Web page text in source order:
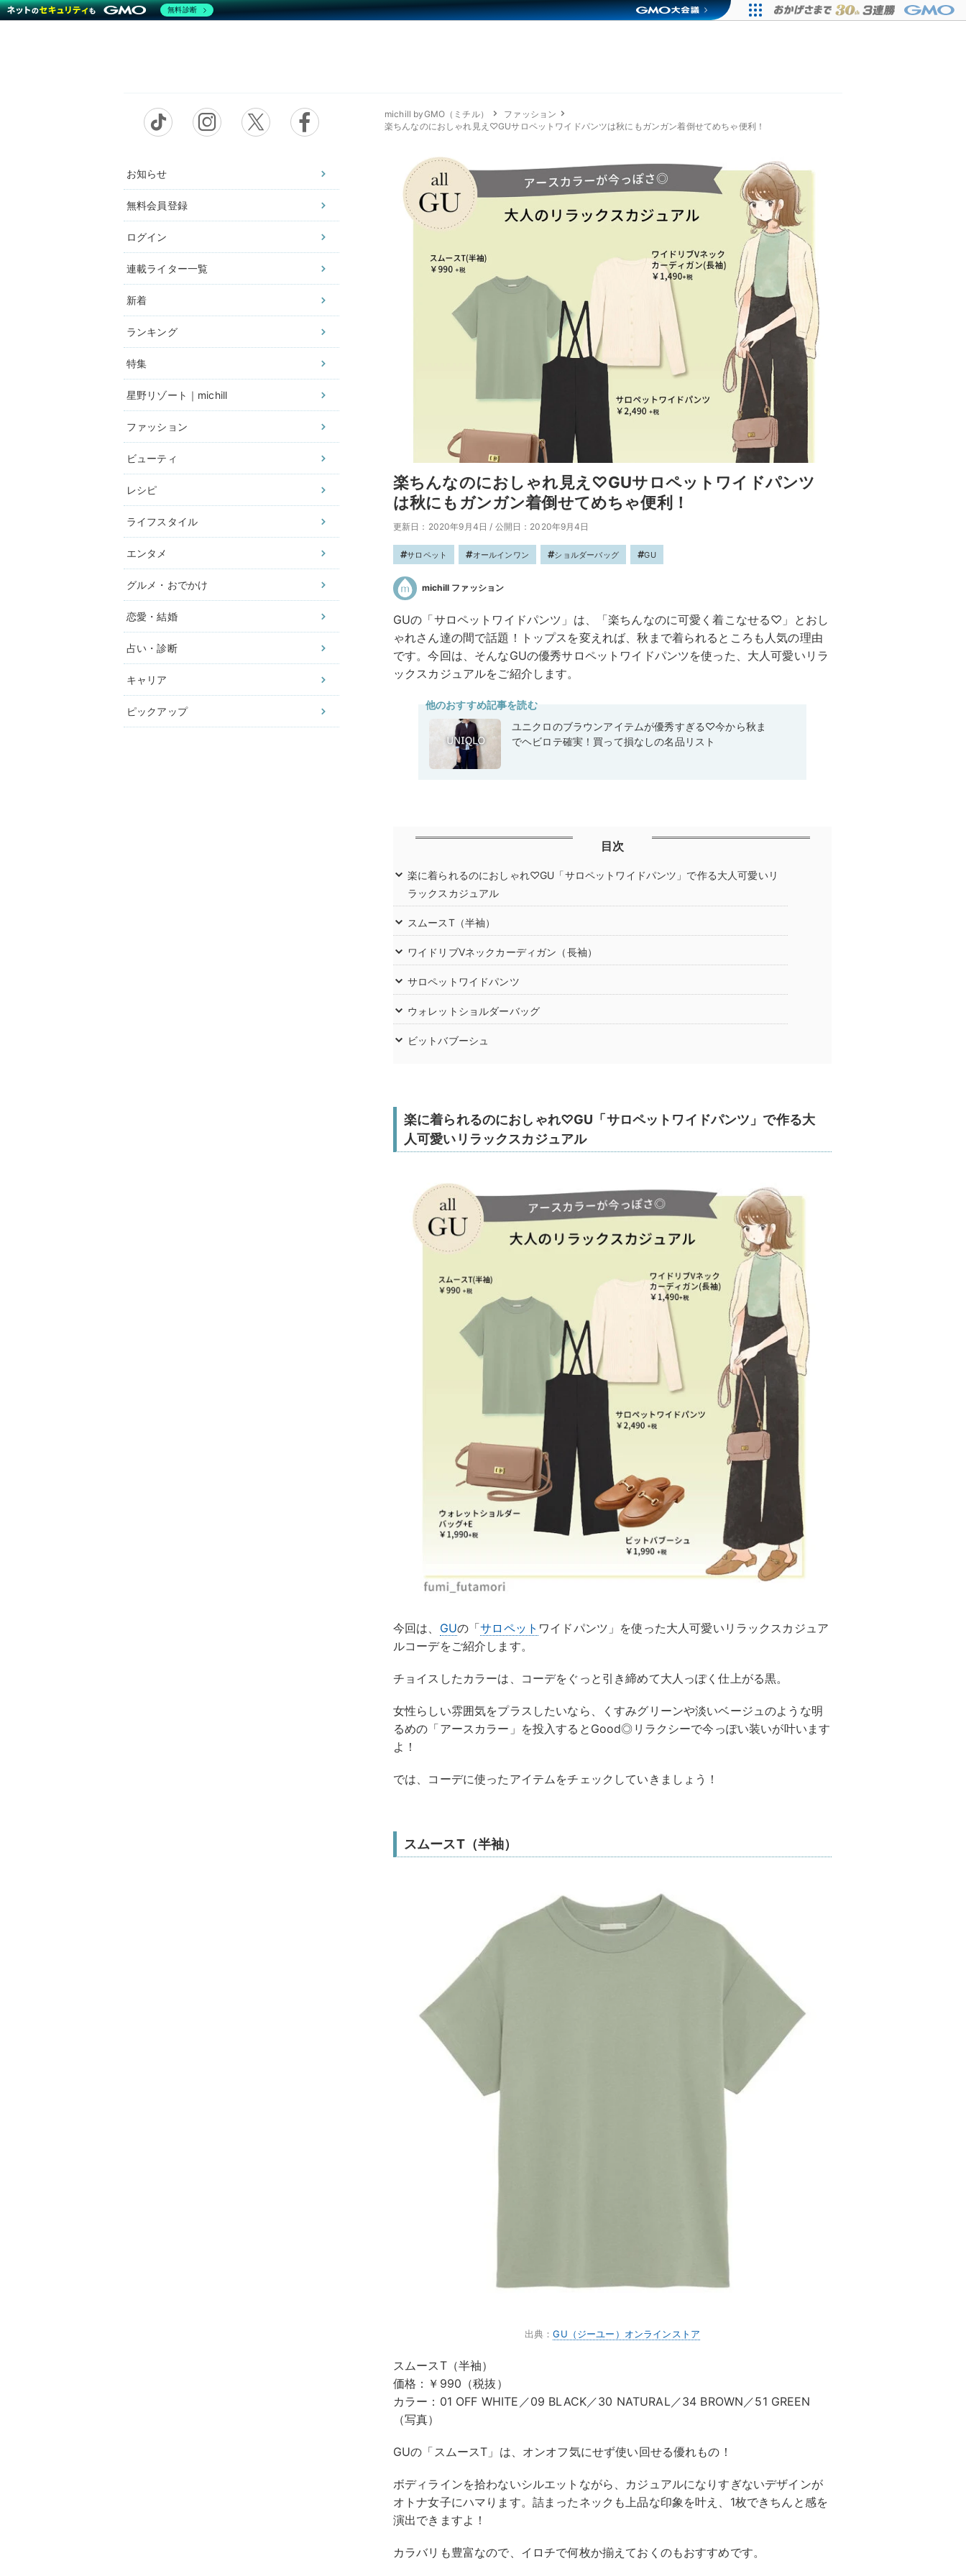
お知らせ
無料会員登録
ログイン
連載ライター一覧
新着
ランキング
特集
星野リゾート｜michill
ファッション
ビューティ
レシピ
ライフスタイル
エンタメ
グルメ・おでかけ
恋愛・結婚
占い・診断
キャリア
ピックアップ
michill byGMO（ミチル）
ファッション
楽ちんなのにおしゃれ見え♡GUサロペットワイドパンツは秋にもガンガン着倒せてめちゃ便利！
楽ちんなのにおしゃれ見え♡GUサロペットワイドパンツ
は秋にもガンガン着倒せてめちゃ便利！
更新日：2020年9月4日 / 公開日：2020年9月4日
サロペット オールインワン ショルダーバッグ GU
michill ファッション
GUの「サロペットワイドパンツ」は、「楽ちんなのに可愛く着こなせる♡」とおし
ゃれさん達の間で話題！トップスを変えれば、秋まで着られるところも人気の理由
です。今回は、そんなGUの優秀サロペットワイドパンツを使った、大人可愛いリラ
ックスカジュアルをご紹介します。
他のおすすめ記事を読む
ユニクロのブラウンアイテムが優秀すぎる♡今から秋ま
でヘビロテ確実！買って損なしの名品リスト
目次
楽に着られるのにおしゃれ♡GU「サロペットワイドパンツ」で作る大人可愛いリ
ラックスカジュアル
スムースT（半袖）
ワイドリブVネックカーディガン（長袖）
サロペットワイドパンツ
ウォレットショルダーバッグ
ビットバブーシュ
楽に着られるのにおしゃれ♡GU「サロペットワイドパンツ」で作る大
人可愛いリラックスカジュアル
今回は、 GUの「サロペット ワイドパンツ」を使った大人可愛いリラックスカジュア
ルコーデをご紹介します。
チョイスしたカラーは、コーデをぐっと引き締めて大人っぽく仕上がる黒。
女性らしい雰囲気をプラスしたいなら、くすみグリーンや淡いベージュのような明
るめの「アースカラー」を投入するとGood◎リラクシーで今っぽい装いが叶います
よ！
では、コーデに使ったアイテムをチェックしていきましょう！
スムースT（半袖）
出典：GU（ジーユー）オンラインストア
スムースT（半袖）
価格：￥990（税抜）
カラー：01 OFF WHITE／09 BLACK／30 NATURAL／34 BROWN／51 GREEN
（写真）
GUの「スムースT」は、オンオフ気にせず使い回せる優れもの！
ボディラインを拾わないシルエットながら、カジュアルになりすぎないデザインが
オトナ女子にハマります。詰まったネックも上品な印象を叶え、1枚できちんと感を
演出できますよ！
カラバリも豊富なので、イロチで何枚か揃えておくのもおすすめです。
無料診断